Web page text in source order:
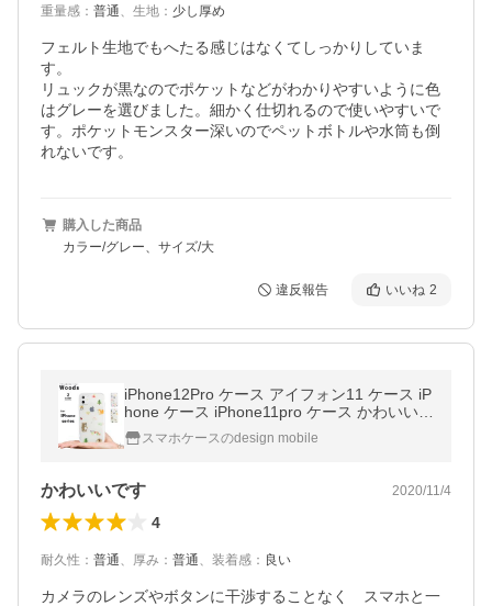
重量感 ： 普通、 生地 ： 少し厚め
フェルト生地でもへたる感じはなくてしっかりしていま
す。
リュックが黒なのでポケットなどがわかりやすいように色
はグレーを選びました。細かく仕切れるので使いやすいで
す。ポケットモンスター深いのでペットボトルや水筒も倒
れないです。
購入した商品
カラー/グレー、サイズ/大
違反報告 いいね 2
iPhone12Pro ケース アイフォン11 ケース iP
hone ケース iPhone11pro ケース かわいい d
m ウッズ
スマホケースのdesign mobile
かわいいです 2020/11/4
4
耐久性 ： 普通、 厚み ： 普通、 装着感 ： 良い
カメラのレンズやボタンに干渉することなく　スマホと一